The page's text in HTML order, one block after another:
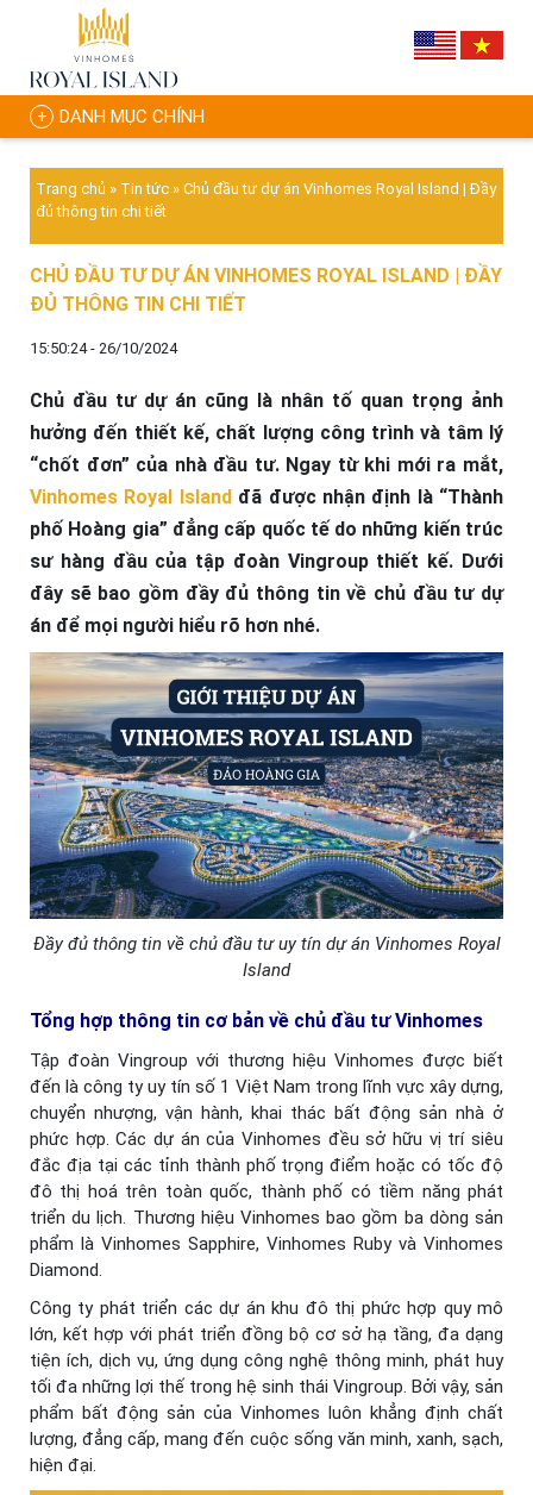
DANH MỤC CHÍNH
Trang chủ » Tin tức » Chủ đầu tư dự án Vinhomes Royal Island | Đầy
đủ thông tin chi tiết
CHỦ ĐẦU TƯ DỰ ÁN VINHOMES ROYAL ISLAND | ĐẦY
ĐỦ THÔNG TIN CHI TIẾT
15:50:24 - 26/10/2024
Chủ đầu tư dự án cũng là nhân tố quan trọng ảnh
hưởng đến thiết kế, chất lượng công trình và tâm lý
“chốt đơn” của nhà đầu tư. Ngay từ khi mới ra mắt,
Vinhomes Royal Islandđã được nhận định là “Thành
phố Hoàng gia” đẳng cấp quốc tế do những kiến trúc
sư hàng đầu của tập đoàn Vingroup thiết kế. Dưới
đây sẽ bao gồm đầy đủ thông tin về chủ đầu tư dự
án để mọi người hiểu rõ hơn nhé.
Đầy đủ thông tin về chủ đầu tư uy tín dự án Vinhomes Royal
Island
Tổng hợp thông tin cơ bản về chủ đầu tư Vinhomes
Tập đoàn Vingroup với thương hiệu Vinhomes được biết
đến là công ty uy tín số 1 Việt Nam trong lĩnh vực xây dựng,
chuyển nhượng, vận hành, khai thác bất động sản nhà ở
phức hợp. Các dự án của Vinhomes đều sở hữu vị trí siêu
đắc địa tại các tỉnh thành phố trọng điểm hoặc có tốc độ
đô thị hoá trên toàn quốc, thành phố có tiềm năng phát
triển du lịch. Thương hiệu Vinhomes bao gồm ba dòng sản
phẩm là Vinhomes Sapphire, Vinhomes Ruby và Vinhomes
Diamond.
Công ty phát triển các dự án khu đô thị phức hợp quy mô
lớn, kết hợp với phát triển đồng bộ cơ sở hạ tầng, đa dạng
tiện ích, dịch vụ, ứng dụng công nghệ thông minh, phát huy
tối đa những lợi thế trong hệ sinh thái Vingroup. Bởi vậy, sản
phẩm bất động sản của Vinhomes luôn khẳng định chất
lượng, đẳng cấp, mang đến cuộc sống văn minh, xanh, sạch,
hiện đại.